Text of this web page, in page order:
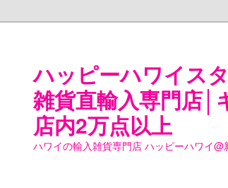
ハッピーハワイス
雑貨直輸入専門店
店内2万点以上
ハワイの輸入雑貨専門店 ハッピーハワイ@